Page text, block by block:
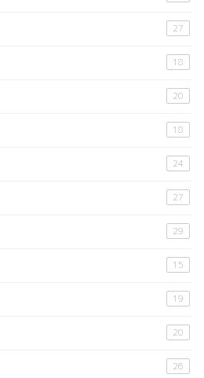
27
18
20
18
24
27
29
15
19
20
26